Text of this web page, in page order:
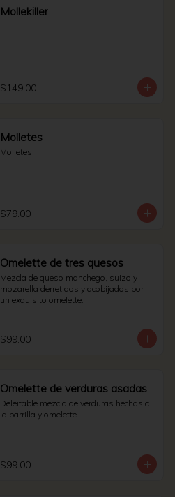
Mollekiller
$149.00
Molletes
Molletes.
$79.00
Omelette de tres quesos
Mezcla de queso manchego, suizo y
mozarella derretidos y acobijados por
un exquisito omelette.
$99.00
Omelette de verduras asadas
Deleitable mezcla de verduras hechas a
la parrilla y omelette.
$99.00